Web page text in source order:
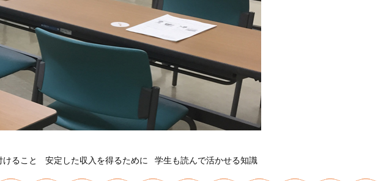
ること 安定した収入を得るために 学生も読んで活かせる知識